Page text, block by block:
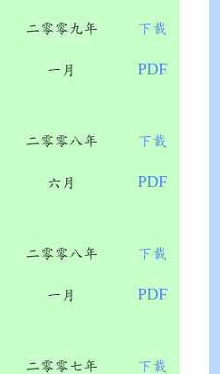
二零零九年
一月
下載
PDF
二零零八年
六月
下載
PDF
二零零八年
一月
下載
PDF
二零零七年 下載